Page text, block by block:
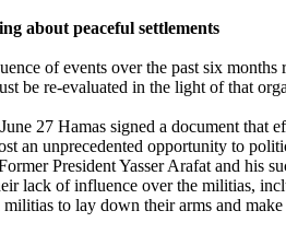
about peaceful settlements
of events over the past six
be re-evaluated in the light of that
27 Hamas signed a document that
an unprecedented opportunity to
President Yasser Arafat and his
lack of influence over the militias,
to lay down their arms and make